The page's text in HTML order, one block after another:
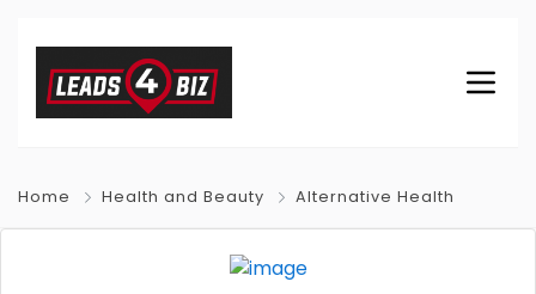
Home Health and Beauty Alternative Health